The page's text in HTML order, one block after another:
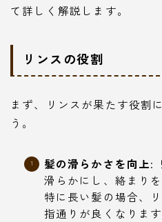
て詳しく解説します。
リンスの役割
まず、リンスが果たす役割
う。
髪の滑らかさを向上:
滑らかにし、絡まり
特に長い髪の場合、
指通りが良くなります